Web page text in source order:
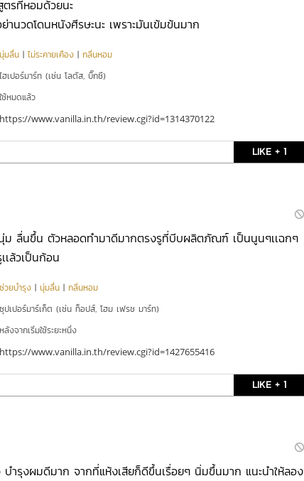
รที่หอมด้วยนะ
านวดโดนหนังศีรษะนะ เพราะมันเข้มข้นมาก
นุ่มลื่น | ไม่ระคายเคือง | กลิ่นหอม
ไฮเปอร์มาร์ท (เช่น โลตัส, บิ๊กซี)
ใช้หมดแล้ว
https://www.vanilla.in.th/review.cgi?id=1314370122
LIKE + 1
ลื่นขึ้น ตัวหลอดทำมาดีมากตรงรูที่บีบผลิตภัณฑ์ เป็นนูนๆเเฉกๆ
เล้วเป็นก้อน
ช่วยบำรุง | นุ่มลื่น | กลิ่นหอม
ซุปเปอร์มาร์เก็ต (เช่น ท็อปส์, โฮม เฟรช มาร์ท)
หลังจากเริ่มใช้ระยะหนึ่ง
https://www.vanilla.in.th/review.cgi?id=1427655416
LIKE + 1
บำรุงผมดีมาก จากที่แห้งเสียก็ดีขึ้นเรื่อยๆ นิ่มขึ้นมาก แนะนำให้ลอง